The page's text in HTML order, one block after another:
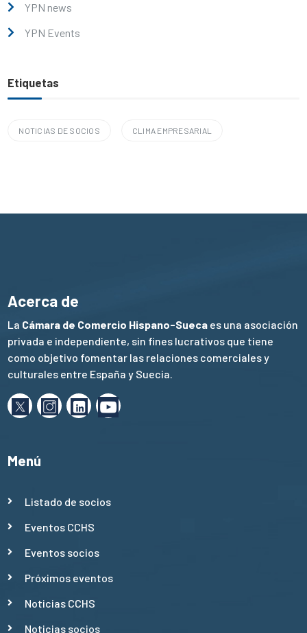
YPN news
YPN Events
Etiquetas
NOTICIAS DE SOCIOS CLIMA EMPRESARIAL
Acerca de
La Cámara de Comercio Hispano-Sueca es una asociación
privada e independiente, sin fines lucrativos que tiene
como objetivo fomentar las relaciones comerciales y
culturales entre España y Suecia.
Menú
Listado de socios
Eventos CCHS
Eventos socios
Próximos eventos
Noticias CCHS
Noticias socios